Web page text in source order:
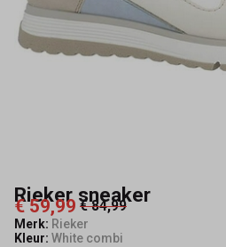
Rieker sneaker
€ 59,99 € 84,99
Merk: Rieker
Kleur: White combi